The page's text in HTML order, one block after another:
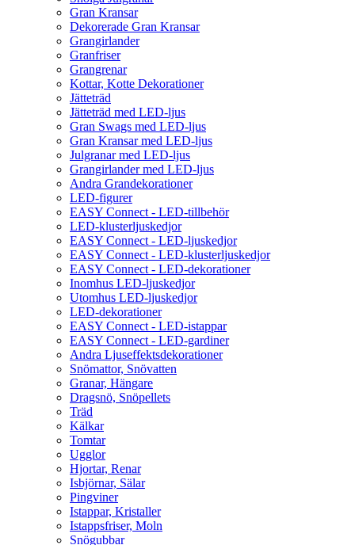
Gran Kransar
Dekorerade Gran Kransar
Grangirlander
Granfriser
Grangrenar
Kottar, Kotte Dekorationer
Jätteträd
Jätteträd med LED-ljus
Gran Swags med LED-ljus
Gran Kransar med LED-ljus
Julgranar med LED-ljus
Grangirlander med LED-ljus
Andra Grandekorationer
LED-figurer
EASY Connect - LED-tillbehör
LED-klusterljuskedjor
EASY Connect - LED-ljuskedjor
EASY Connect - LED-klusterljuskedjor
EASY Connect - LED-dekorationer
Inomhus LED-ljuskedjor
Utomhus LED-ljuskedjor
LED-dekorationer
EASY Connect - LED-istappar
EASY Connect - LED-gardiner
Andra Ljuseffektsdekorationer
Snömattor, Snövatten
Granar, Hängare
Dragsnö, Snöpellets
Träd
Kälkar
Tomtar
Ugglor
Hjortar, Renar
Isbjörnar, Sälar
Pingviner
Istappar, Kristaller
Istappsfriser, Moln
Snögubbar